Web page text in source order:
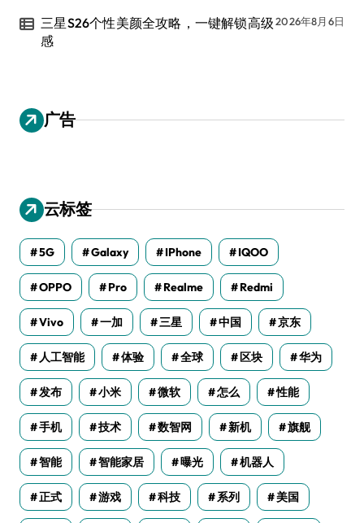
三星S26个性美颜全攻略，一键解锁高级
感
2026年8月6日
广告
云标签
5G Galaxy IPhone IQOO
OPPO Pro Realme Redmi
Vivo 一加 三星 中国 京东
人工智能 体验 全球 区块 华为
发布 小米 微软 怎么 性能
手机 技术 数智网 新机 旗舰
智能 智能家居 曝光 机器人
正式 游戏 科技 系列 美国